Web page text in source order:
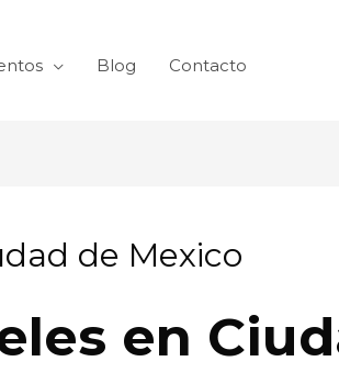
Blog Contacto
de Mexico
en